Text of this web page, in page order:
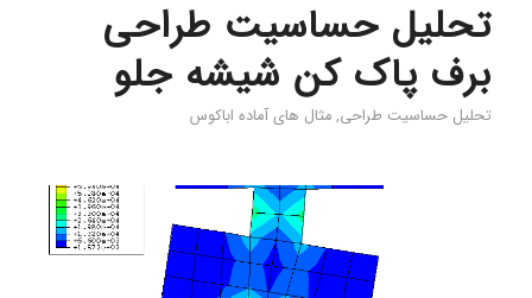
تحلیل حساسیت طراحی
برف پاک کن شیشه جلو
تحلیل حساسیت طراحی, مثال های آماده اباکوس